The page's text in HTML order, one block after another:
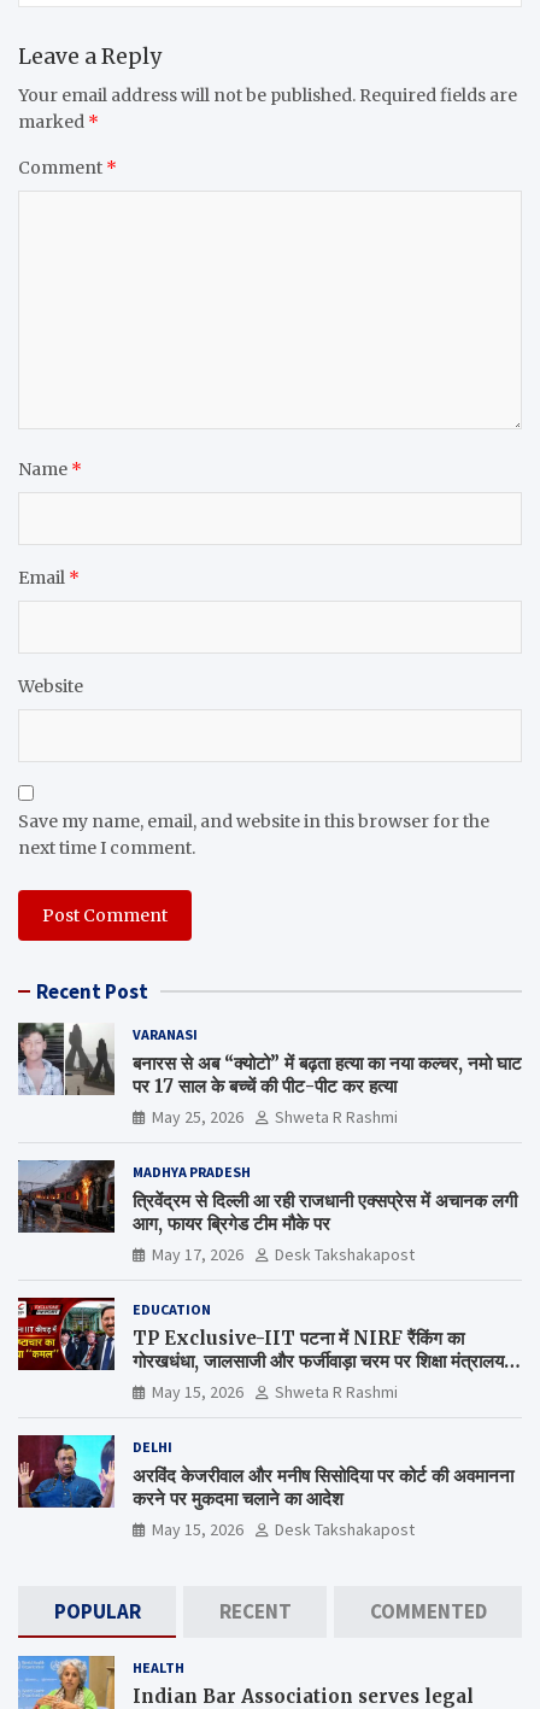
Leave a Reply
Your email address will not be published. Required fields are
marked *
Comment *
Name *
Email *
Website
Save my name, email, and website in this browser for the
next time I comment.
Recent Post
VARANASI
बनारस से अब “क्योटो” में बढ़ता हत्या का नया कल्चर, नमो घाट
पर 17 साल के बच्चें की पीट-पीट कर हत्या
May 25, 2026 Shweta R Rashmi
MADHYA PRADESH
त्रिवेंद्रम से दिल्ली आ रही राजधानी एक्सप्रेस में अचानक लगी
आग, फायर ब्रिगेड टीम मौके पर
May 17, 2026 Desk Takshakapost
EDUCATION
TP Exclusive-IIT पटना में NIRF रैंकिंग का
गोरखधंधा, जालसाजी और फर्जीवाड़ा चरम पर शिक्षा मंत्रालय
कब जागेगा ?
May 15, 2026 Shweta R Rashmi
DELHI
अरविंद केजरीवाल और मनीष सिसोदिया पर कोर्ट की अवमानना
करने पर मुकदमा चलाने का आदेश
May 15, 2026 Desk Takshakapost
POPULAR RECENT COMMENTED
HEALTH
Indian Bar Association serves legal